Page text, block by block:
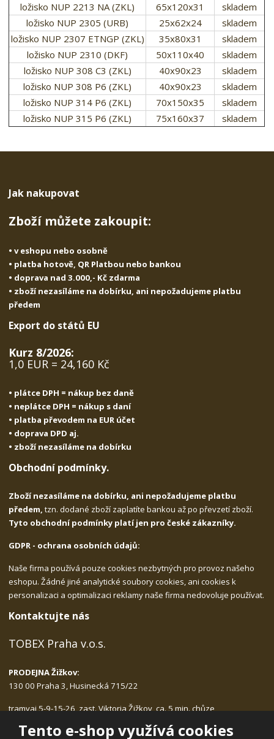
Tento e-shop využívá cookies
ložisko NUP 2213 NA (ZKL)
65x120x31
skladem
ložisko NUP 2305 (URB)
25x62x24
skladem
ložisko NUP 2307 ETNGP (ZKL)
35x80x31
skladem
ložisko NUP 2310 (DKF)
50x110x40
skladem
ložisko NUP 308 C3 (ZKL)
40x90x23
skladem
ložisko NUP 308 P6 (ZKL)
40x90x23
skladem
ložisko NUP 314 P6 (ZKL)
70x150x35
skladem
ložisko NUP 315 P6 (ZKL)
75x160x37 skladem
Jak nakupovat
Zboží můžete zakoupit:
• v eshopu nebo osobně
• platba hotově, QR Platbou nebo bankou
• doprava nad 3.000,- Kč zdarma
• zboží nezasíláme na dobírku, ani nepožadujeme platbu
předem
Export do států EU
Kurz 8/2026:
1,0 EUR = 24,160 Kč
• plátce DPH = nákup bez daně
• neplátce DPH = nákup s daní
• platba převodem na EUR účet
• doprava DPD aj.
• zboží nezasíláme na dobírku
Obchodní podmínky.
Zboží nezasíláme na dobírku, ani nepožadujeme platbu
předem,tzn. dodané zboží zaplatíte bankou až po převzetí zboží.
Tyto obchodní podmínky platí jen pro české zákazníky.
GDPR - ochrana osobních údajů:
Naše firma používá pouze cookies nezbytných pro provoz našeho
eshopu. Žádné jiné analytické soubory cookies, ani cookies k
personalizaci a optimalizaci reklamy naše firma nedovoluje používat.
Kontaktujte nás
TOBEX Praha v.o.s.
PRODEJNA Žižkov:
130 00 Praha 3, Husinecká 715/22
tramvaj 5-9-15-26, zast. Viktoria Žižkov, ca. 5 min. chůze
Po-Pá: 9.00 - 17.30, bez přestávky na oběd
tlf.: 222.540.423, 775.989.406